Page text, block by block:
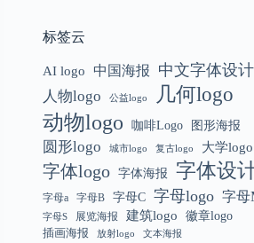
标签云
AI logo 中国海报 中文字体设计
人物logo 公益logo
几何logo
动物logo
咖啡Logo 图形海报
圆形logo 城市logo 复古logo 大学logo
字体logo 字体海报 字体设
字母a 字母B 字母C 字母logo 字母
字母S 展览海报 建筑logo 徽章logo
插画海报 放射logo 文本海报